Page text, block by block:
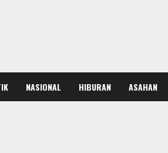
NASIONAL HIBURAN ASAHAN